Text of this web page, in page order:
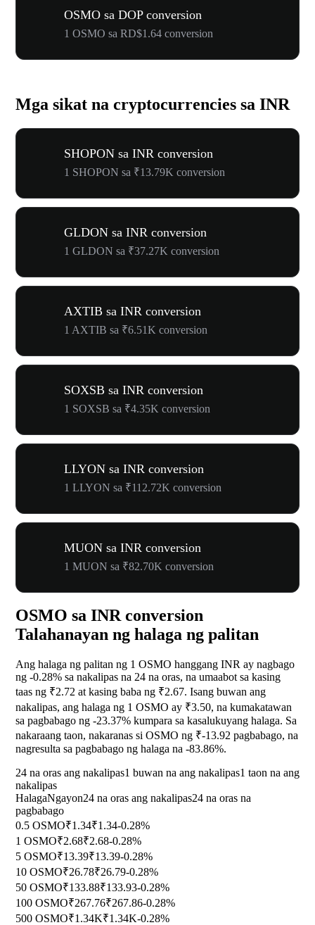
OSMO sa DOP conversion
1 OSMO sa RD$1.64 conversion
Mga sikat na cryptocurrencies sa INR
SHOPON sa INR conversion
1 SHOPON sa ₹13.79K conversion
GLDON sa INR conversion
1 GLDON sa ₹37.27K conversion
AXTIB sa INR conversion
1 AXTIB sa ₹6.51K conversion
SOXSB sa INR conversion
1 SOXSB sa ₹4.35K conversion
LLYON sa INR conversion
1 LLYON sa ₹112.72K conversion
MUON sa INR conversion
1 MUON sa ₹82.70K conversion
OSMO sa INR conversion
Talahanayan ng halaga ng palitan
Ang halaga ng palitan ng 1 OSMO hanggang INR ay nagbago
ng -0.28% sa nakalipas na 24 na oras, na umaabot sa kasing
taas ng ₹2.72 at kasing baba ng ₹2.67. Isang buwan ang
nakalipas, ang halaga ng 1 OSMO ay ₹3.50, na kumakatawan
sa pagbabago ng -23.37% kumpara sa kasalukuyang halaga. Sa
nakaraang taon, nakaranas si OSMO ng ₹-13.92 pagbabago, na
nagresulta sa pagbabago ng halaga na -83.86%.
24 na oras ang nakalipas1 buwan na ang nakalipas1 taon na ang
nakalipas
HalagaNgayon24 na oras ang nakalipas24 na oras na
pagbabago
0.5 OSMO₹1.34₹1.34-0.28%
1 OSMO₹2.68₹2.68-0.28%
5 OSMO₹13.39₹13.39-0.28%
10 OSMO₹26.78₹26.79-0.28%
50 OSMO₹133.88₹133.93-0.28%
100 OSMO₹267.76₹267.86-0.28%
500 OSMO₹1.34K₹1.34K-0.28%